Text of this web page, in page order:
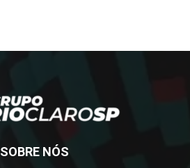
SOBRE NÓS